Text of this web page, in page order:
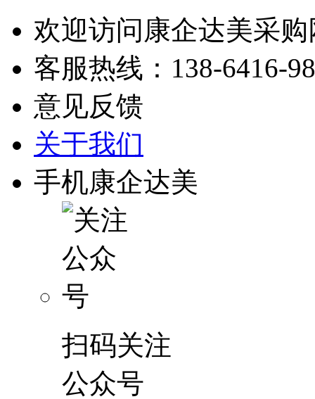
欢迎访问康企达美采购
客服热线： 138-6416-
意见反馈
关于我们
手机康企达美
扫码关注
公众号